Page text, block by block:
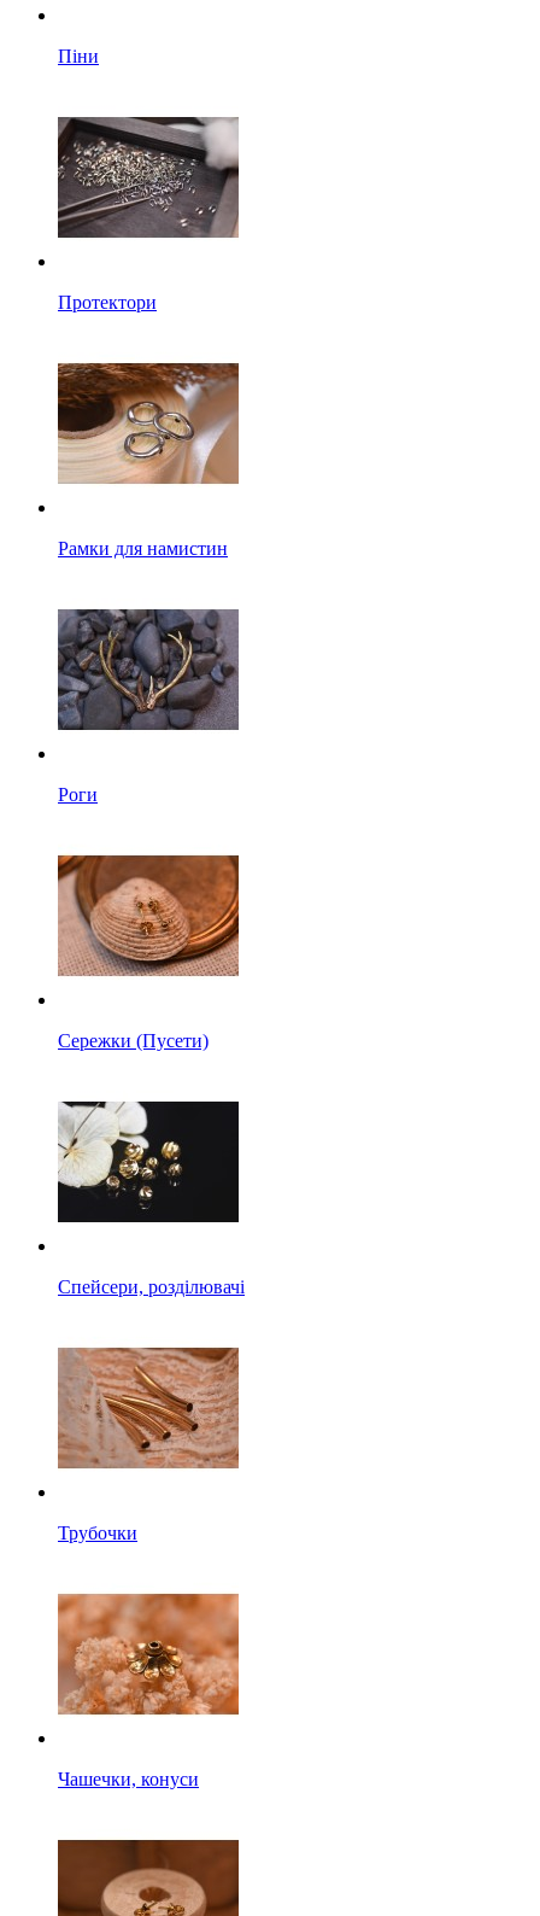
Піни
Протектори
Рамки для намистин
Роги
Сережки (Пусети)
Спейсери, розділювачі
Трубочки
Чашечки, конуси